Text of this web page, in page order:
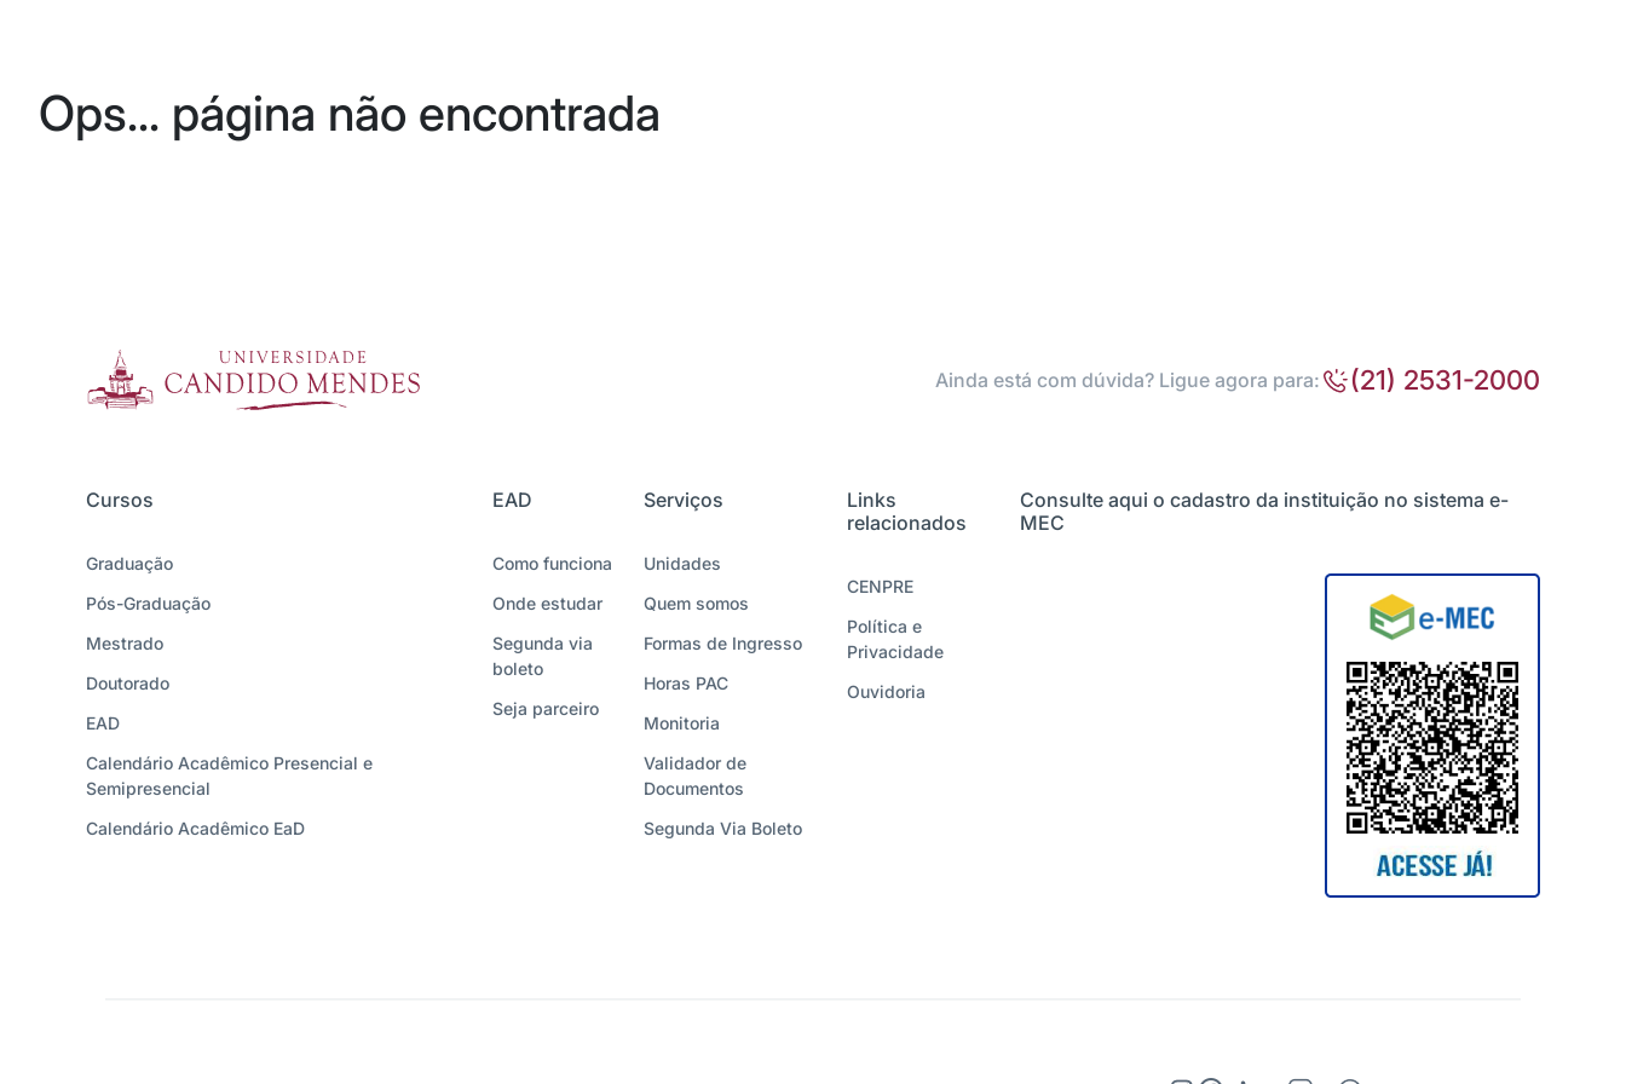
Ops... página não encontrada
Ainda está com dúvida? Ligue agora para: (21) 2531-2000
Cursos
Graduação
Pós-Graduação
Mestrado
Doutorado
EAD
Calendário Acadêmico Presencial e
Semipresencial
Calendário Acadêmico EaD
EAD
Como funciona
Onde estudar
Segunda via
boleto
Seja parceiro
Serviços
Unidades
Quem somos
Formas de Ingresso
Horas PAC
Monitoria
Validador de
Documentos
Segunda Via Boleto
Links
relacionados
CENPRE
Política e
Privacidade
Ouvidoria
Consulte aqui o cadastro da instituição no sistema e-
MEC